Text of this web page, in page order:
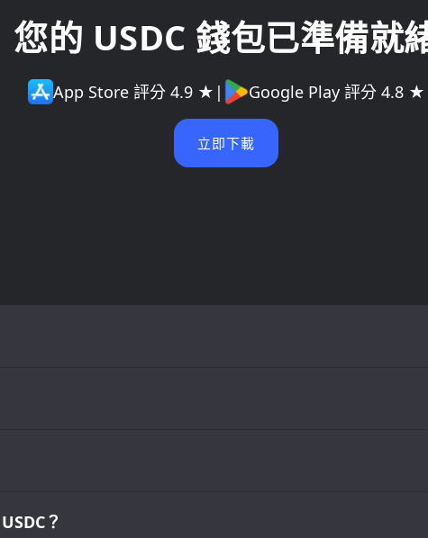
您的 USDC 錢包已準備就
App Store 評分 4.9 ★ | Google Play 評分 4.8 ★
立即下載
？